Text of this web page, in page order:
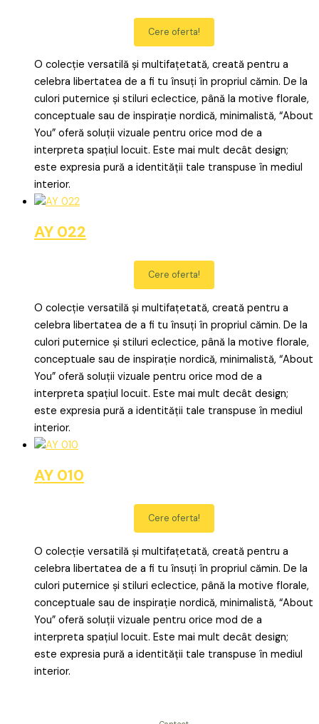
Cere oferta!
O colecție versatilă și multifațetată, creată pentru a
celebra libertatea de a fi tu însuți în propriul cămin. De la
culori puternice și stiluri eclectice, până la motive florale,
conceptuale sau de inspirație nordică, minimalistă, “About
You” oferă soluții vizuale pentru orice mod de a
interpreta spațiul locuit. Este mai mult decât design;
este expresia pură a identității tale transpuse în mediul
interior.
AY 022
Cere oferta!
O colecție versatilă și multifațetată, creată pentru a
celebra libertatea de a fi tu însuți în propriul cămin. De la
culori puternice și stiluri eclectice, până la motive florale,
conceptuale sau de inspirație nordică, minimalistă, “About
You” oferă soluții vizuale pentru orice mod de a
interpreta spațiul locuit. Este mai mult decât design;
este expresia pură a identității tale transpuse în mediul
interior.
AY 010
Cere oferta!
O colecție versatilă și multifațetată, creată pentru a
celebra libertatea de a fi tu însuți în propriul cămin. De la
culori puternice și stiluri eclectice, până la motive florale,
conceptuale sau de inspirație nordică, minimalistă, “About
You” oferă soluții vizuale pentru orice mod de a
interpreta spațiul locuit. Este mai mult decât design;
este expresia pură a identității tale transpuse în mediul
interior.